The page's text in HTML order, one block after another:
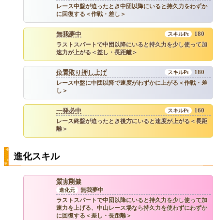
レース中盤が迫ったとき中団以降にいると持久力をわずか
に回復する＜作戦・差し＞
無我夢中 180
ラストスパートで中団以降にいると持久力を少し使って加
速力が上がる＜差し・長距離＞
位置取り押し上げ 180
レース中盤に中団以降で速度がわずかに上がる＜作戦・差
し＞
一発必中 160
レース終盤が迫ったとき後方にいると速度が上がる＜長距
離＞
進化スキル
質実剛健
無我夢中
ラストスパートで中団以降にいると持久力を少し使って加
速力を上げる、中山レース場なら持久力を使わずにわずか
に回復する＜差し・長距離＞